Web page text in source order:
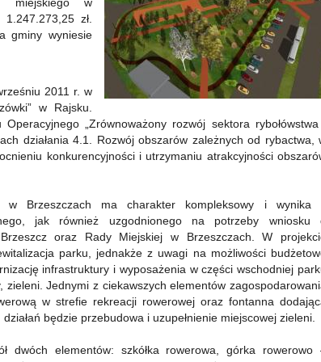
zł.
gminy wyniesie
2011 r. w
w Rajsku.
„Zrównoważony rozwój sektora
działania 4.1. Rozwój obszarów zależnych od rybactwa,
konkurencyjności i utrzymaniu atrakcyjności
w Brzeszczach ma charakter kompleksowy i wynika
jak również uzgodnionego na potrzeby wniosku
oraz Rady Miejskiej w Brzeszczach. W
parku, jednakże z uwagi na możliwości
infrastruktury i wyposażenia w części wschodniej
Jednymi z ciekawszych elementów
w strefie rekreacji rowerowej oraz fontanna
będzie przebudowa i uzupełnienie miejscowej zieleni.
dwóch elementów: szkółka rowerowa, górka rowerowo